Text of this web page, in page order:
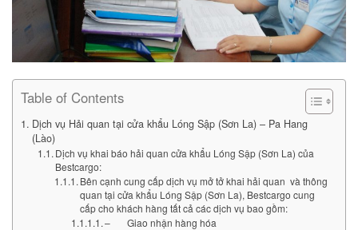
Table of Contents
Dịch vụ Hải quan tại cửa khẩu Lóng Sập (Sơn La) – Pa Hang
(Lào)
Dịch vụ khai báo hải quan cửa khẩu Lóng Sập (Sơn La) của
Bestcargo:
Bên cạnh cung cấp dịch vụ mở tở khai hải quan và thông
quan tại cửa khẩu Lóng Sập (Sơn La), Bestcargo cung
cấp cho khách hàng tất cả các dịch vụ bao gồm:
– Giao nhận hàng hóa